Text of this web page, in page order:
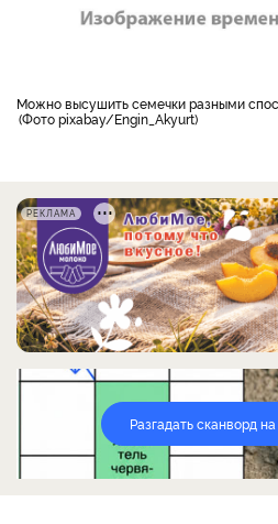
Можно высушить семечки разными
Фото pixabay/Engin_Akyurt
РЕКЛАМА
Разгадать сканворд